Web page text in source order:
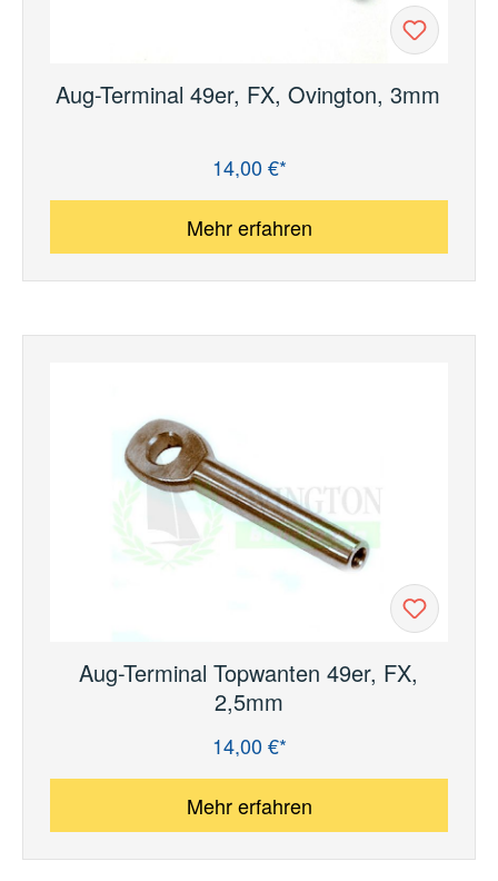
Aug-Terminal 49er, FX, Ovington, 3mm
14,00 €*
Mehr erfahren
Aug-Terminal Topwanten 49er, FX,
2,5mm
14,00 €*
Mehr erfahren